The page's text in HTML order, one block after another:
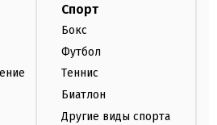
Спорт
Бокс
Футбол
Теннис
Биатлон
Другие виды спорта